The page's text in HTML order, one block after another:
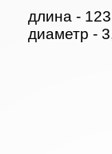
длина -
диаметр -